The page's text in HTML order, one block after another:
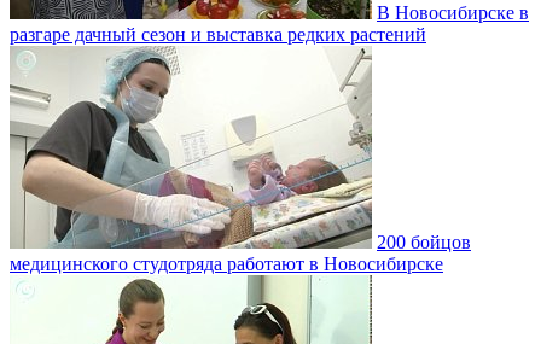
В Новосибирске в
разгаре дачный сезон и выставка редких растений
200 бойцов
медицинского студотряда работают в Новосибирске